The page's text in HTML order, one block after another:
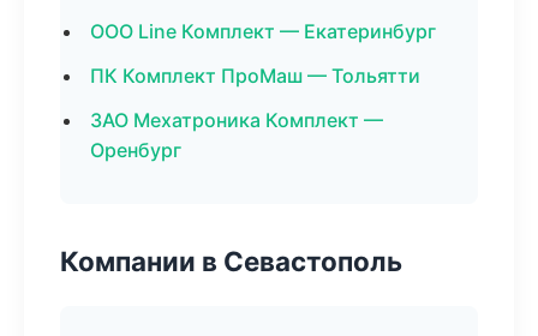
ООО Line Комплект — Екатеринбург
ПК Комплект ПроМаш — Тольятти
ЗАО Мехатроника Комплект —
Оренбург
Компании в Севастополь